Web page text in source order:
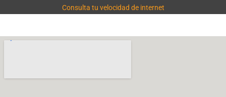
Consulta tu velocidad de internet